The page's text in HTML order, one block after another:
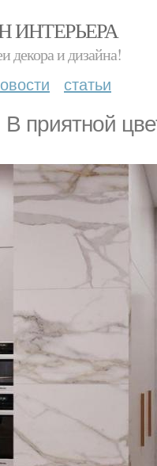
ИНТЕРЬЕРА
декора и дизайна!
статьи
В приятной